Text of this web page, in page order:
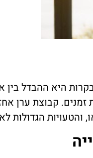
היא ההבדל בין
זמנים. קבוצת
הגדולות